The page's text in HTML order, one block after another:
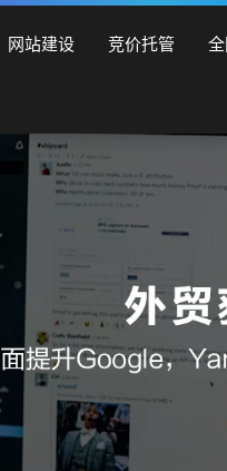
网站建设 竞价托管